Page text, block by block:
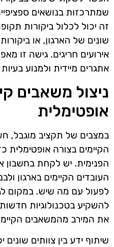
שמתרכזות בנושאים
זה יכול לכלול ביקורות
שונים של הארגון, או
אירועים חריגים. גישה זו
אתגרים מיידית ולמנוע
ניצול משאבים
אופטימלית
במצבים של תקציב מוגבל,
הקיימים בצורה אופטימלית
הפנימית. יש לקחת בחשבון
העובדים הקיימים בארגון
לפעול עם מה שיש. במקום
להשקיע בטכנולוגיות
את המירב מהמשאבים
שיתוף ידע בין צוותים שונים